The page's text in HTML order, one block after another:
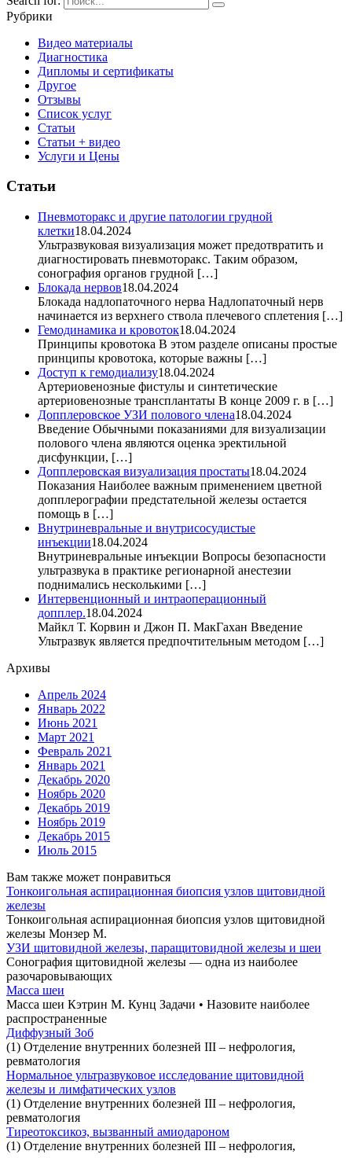
Рубрики
Видео материалы
Диагностика
Дипломы и сертификаты
Другое
Отзывы
Список услуг
Статьи
Статьи + видео
Услуги и Цены
Статьи
Пневмоторакс и другие патологии грудной
клетки18.04.2024
Ультразвуковая визуализация может предотвратить и
диагностировать пневмоторакс. Таким образом,
сонография органов грудной […]
Блокада нервов18.04.2024
Блокада надлопаточного нерва Надлопаточный нерв
начинается из верхнего ствола плечевого сплетения […]
Гемодинамика и кровоток18.04.2024
Принципы кровотока В этом разделе описаны простые
принципы кровотока, которые важны […]
Доступ к гемодиализу18.04.2024
Артериовенозные фистулы и синтетические
артериовенозные трансплантаты В конце 2009 г. в […]
Допплеровское УЗИ полового члена18.04.2024
Введение Обычными показаниями для визуализации
полового члена являются оценка эректильной
дисфункции, […]
Допплеровская визуализация простаты18.04.2024
Показания Наиболее важным применением цветной
допплерографии предстательной железы остается
помощь в […]
Внутриневральные и внутрисосудистые
инъекции18.04.2024
Внутриневральные инъекции Вопросы безопасности
ультразвука в практике регионарной анестезии
поднимались несколькими […]
Интервенционный и интраоперационный
допплер.18.04.2024
Майкл Т. Корвин и Джон П. МакГахан Введение
Ультразвук является предпочтительным методом […]
Архивы
Апрель 2024
Январь 2022
Июнь 2021
Март 2021
Февраль 2021
Январь 2021
Декабрь 2020
Ноябрь 2020
Декабрь 2019
Ноябрь 2019
Декабрь 2015
Июль 2015
Вам также может понравиться
Тонкоигольная аспирационная биопсия узлов щитовидной
железы
Тонкоигольная аспирационная биопсия узлов щитовидной
железы Монзер М.
УЗИ щитовидной железы, паращитовидной железы и шеи
Сонография щитовидной железы — одна из наиболее
разочаровывающих
Масса шеи
Масса шеи Кэтрин М. Кунц Задачи • Назовите наиболее
распространенные
Диффузный Зоб
(1) Отделение внутренних болезней III – нефрология,
ревматология
Нормальное ультразвуковое исследование щитовидной
железы и лимфатических узлов
(1) Отделение внутренних болезней III – нефрология,
ревматология
Тиреотоксикоз, вызванный амиодароном
(1) Отделение внутренних болезней III – нефрология,